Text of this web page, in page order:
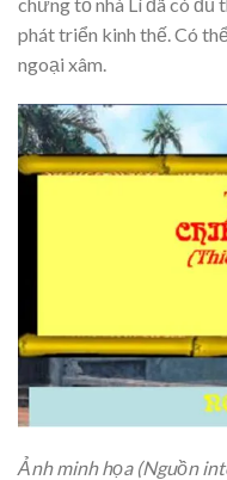
phát triển kinh thế. Có
ngoại xâm.
Ảnh minh họa (Nguồn